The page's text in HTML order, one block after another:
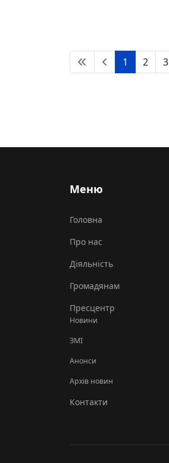
1 2 3
Меню
Головна
Про нас
Діяльність
Громадянам
Пресцентр
Новини
ЗМІ
Анонси
Архів новин
Контакти